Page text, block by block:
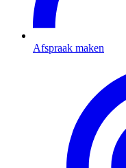
Afspraak maken